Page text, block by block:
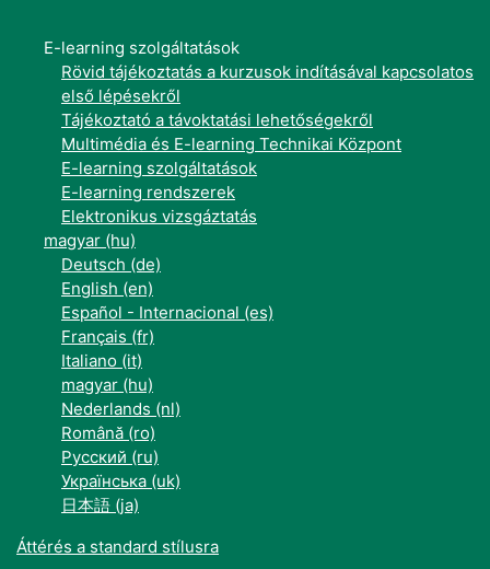
E-learning szolgáltatások
Rövid tájékoztatás a kurzusok indításával kapcsolatos
első lépésekről
Tájékoztató a távoktatási lehetőségekről
Multimédia és E-learning Technikai Központ
E-learning szolgáltatások
E-learning rendszerek
Elektronikus vizsgáztatás
magyar ‎(hu)‎
Deutsch ‎(de)‎
English ‎(en)‎
Español - Internacional ‎(es)‎
Français ‎(fr)‎
Italiano ‎(it)‎
magyar ‎(hu)‎
Nederlands ‎(nl)‎
Română ‎(ro)‎
Русский ‎(ru)‎
Українська ‎(uk)‎
日本語 ‎(ja)‎
Áttérés a standard stílusra